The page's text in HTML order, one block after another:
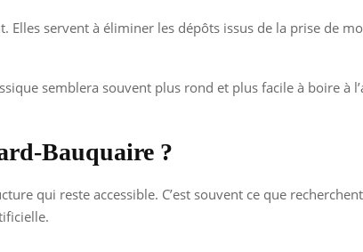
servent à éliminer les dépôts issus de la prise de
semblera souvent plus rond et plus facile à boire à
Bauquaire ?
qui reste accessible. C’est souvent ce que